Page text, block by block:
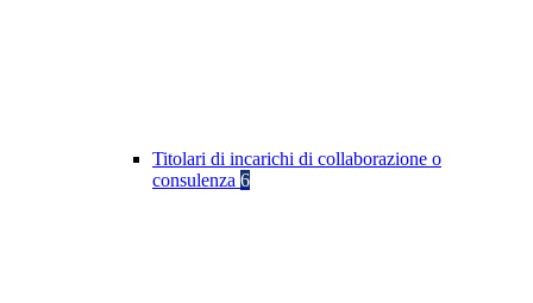
Titolari di incarichi di collaborazione o
consulenza 6